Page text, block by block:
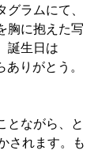
ラムにて、
胸に抱えた写
誕生日は
りがとう。
とながら、と
されます。も